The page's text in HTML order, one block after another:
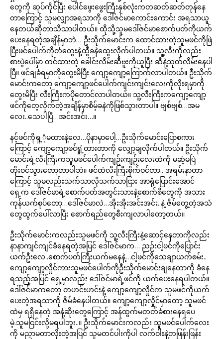
တွေကို ဆုပ်ကိုင်ပြီး ပေါင်ဖွေးဖွေးကြီးနှစ်လုံးကတဆတ်ဆတ်တုန်နေ
တာကြောင့် သူမလျှာအရသာကို ဒေါ်ဇင်မာကောင်းကောင်း အရသာယူ
နေတယ်ဆိုတာသိသာပါတယ်။ ထိုသို့သူမဒေါ်ဇင်မာစောက်ပတ်ကိုယက်
ပေးနေရတဲ့အချိန်မှာဘဲ… ဦးသိုက်မောင်းက ထောင်ထားတဲ့သူမဖင်ကိုဖြဲ
ပြီးဖင်ပေါက်ကိုတံတွေးနဲ့ထွီခနဲထွေးလိုက်ပါတယ်။ သူ့လီးကိုလည်း
စားပွဲပေါ်မှာ တင်ထားတဲ့ ခေါင်းလိမ်းဆီဗူးကိုယူပြီး ဆီနဲ့သုတ်လိမ်းနေပါ
ပြီ။ ဖင်ချခံရမှာကိုတွေးမိပြီး ကျော့ကျော့ကြောက်လာပါတယ်။ ဦးသိုက်
မောင်းကတော့ ကျော့ကျော့ဖင်ပေါက်ကျင်းကျင်းလေးကိုလိုးရမှာကို
တွေးမိပြီး လီးကြီးကပိုတောင်လာပါတယ်။ သူ့လီးကြီးကကျော့ကျော့
ဖင်ကိုတေ့လိုက်တဲ့အချိန်မှာစိမ့်ခနဲကိုဖြစ်သွားတာပါ။ ဗျစ်ဗျစ်…အမ
လေး..သေပါပြီ…အင်းအင်း…။
နင့်ဖင်ကိုရှု့ံ့မထားနဲ့လေ…ပိုနာမှာပေါ့…ဦးသိုက်မောင်းပြောစကား
ကြောင့် ကျော့ကျော့ဖင်ရှုံ့ထားတာကို လျှော့ချလိုက်ပါတယ်။ ဦးသိုက်
မောင်းရဲ့လီးကြီးကသူမဖင်ပေါက်ကျဉ်းကျဉ်းလေးထဲကို မဆံ့မပြဲ
တိုးဝင်သွားတော့တာပါဘဲ။ ဖင်ထဲလီးကြီးစိုက်ဝင်တာ.. အရမ်းနာတာ
ကြောင့် သူမလည်းသက်သာလိုသက်သာငြား အာရုံပြောင်းအောင်
ရှေ့က ဒေါ်ဇင်မာရဲ့စောက်ပတ်အတွင်းသားနဲ့စောက်စိတွေကို အသား
ကုန်ယက်စုပ်တော့…ဒေါ်ဇင်မာလဲ…အိုးအိုးအင်းအင်း..နဲ့ ဇိမ်တွေ့တဲ့အသံ
တွေထွက်ပေါ်လာပြီး စောက်ရည်တွေစီးကျလာပါတော့တယ်။
ဦးသိုက်မောင်းကလည်းသူမဖင်ကို သူ့လီးကြီးနဲ့ဆောင့်နေတာကိုလည်း
နာနာကျင်ကျင်ခံနေရတဲ့အပြင် ဒေါ်ဇင်မာက… ညဉ်းငါ့ဖင်ကိုပြောင်း
ယက်ဦးလေ..စောက်ပတ်ကြီးယက်မနေနဲ့…ငါ့ဖင်ကိုသေချာယက်စမ်း..
ကျော့ကျော့လှိုင်ကားသူမဖင်ပေါက်ကိုဦးသိုက်မောင်းချနေတာကို ခံနေ
ရသည့်အပြင် ရှေ့မှာလည်း ဒေါ်ဇင်မာရဲ့ဖင်ကို ယက်ပေးနေရပါတယ်။
ဒေါ်ဇင်မာကတော့ တဟင်းဟင်းနဲ့ ကျော့ကျော့လှိုင်က သူမဖင်ကိုယက်
ပေးတဲ့အရသာကို ဇိမ်ခံနေပါတယ်။ ကျော့ကျော့လှိုင်မှာတော့ သူမဖင်
ထဲမှ ရရှိနေတဲ့ အနံ့ဆိုးတွေကြောင့် အန်ထွက်မတတ်ခံစားနေရပေ
မဲ့.သူမငြင်းလို့မရပါဘူး..။ ဦးသိုက်မောင်းကလည်း သူမဖင်ပေါက်လေး
ကို မညှာမတာလိုးတဲ့အပြင် သူမတင်ပါးကိုပါ လက်ဝါးနဲ့တဖြန်းဖြန်း